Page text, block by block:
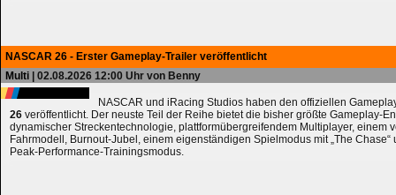
NASCAR 26 - Erster Gameplay-Trailer veröffentlicht
Multi | 02.08.2026 12:00 Uhr von Benny
NASCAR und iRacing Studios haben den offiziellen
26 veröffentlicht. Der neuste Teil der Reihe bietet die bisher größte Gameplay-
dynamischer Streckentechnologie, plattformübergreifendem Multiplayer, einem
Fahrmodell, Burnout-Jubel, einem eigenständigen Spielmodus mit „The
Peak-Performance-Trainingsmodus.